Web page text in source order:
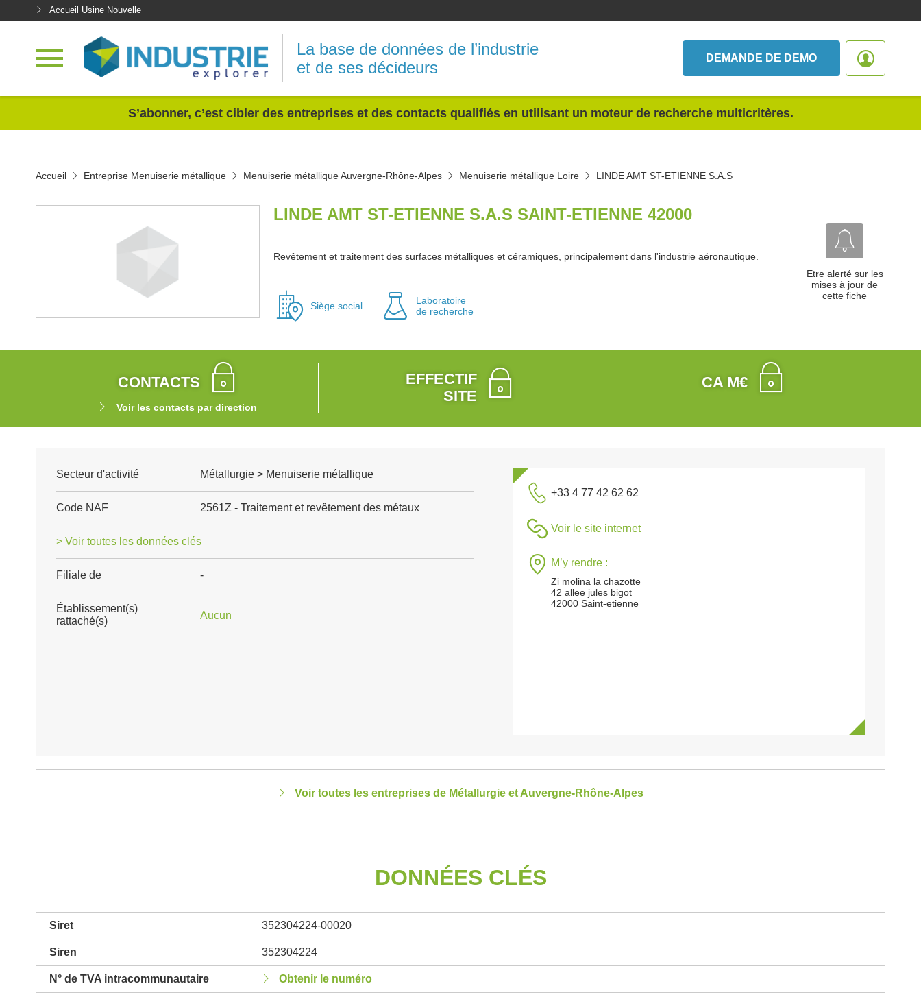
Accueil Usine Nouvelle
La base de données de l’industrie
et de ses décideurs
DEMANDE DE DEMO
S’abonner, c’est cibler des entreprises et des contacts qualifiés en utilisant un moteur de recherche multicritères.
Accueil Entreprise Menuiserie métallique Menuiserie métallique Auvergne-Rhône-Alpes Menuiserie métallique Loire LINDE AMT ST-ETIENNE S.A.S
LINDE AMT ST-ETIENNE S.A.S SAINT-ETIENNE 42000
Revêtement et traitement des surfaces métalliques et céramiques, principalement dans l'industrie aéronautique.
Siège social
Laboratoire
de recherche
Etre alerté sur les
mises à jour de
cette fiche
CONTACTS
Voir les contacts par direction
EFFECTIF
SITE
CA M€
Secteur d'activité Métallurgie > Menuiserie métallique
Code NAF 2561Z - Traitement et revêtement des métaux
> Voir toutes les données clés
Filiale de -
Établissement(s)
rattaché(s)
Aucun
+33 4 77 42 62 62
Voir le site internet
M’y rendre :
Zi molina la chazotte
42 allee jules bigot
42000 Saint-etienne
Voir toutes les entreprises de Métallurgie et Auvergne-Rhône-Alpes
DONNÉES CLÉS
Siret 352304224-00020
Siren 352304224
N° de TVA intracommunautaire Obtenir le numéro